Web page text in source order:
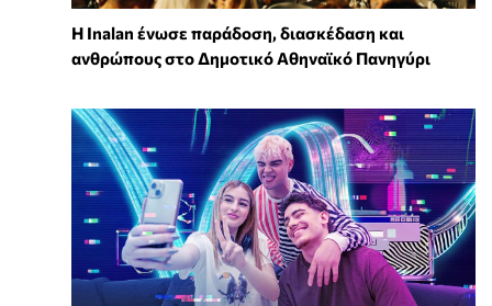
Η Inalan ένωσε παράδοση, διασκέδαση και
ανθρώπους στο Δημοτικό Αθηναϊκό Πανηγύρι